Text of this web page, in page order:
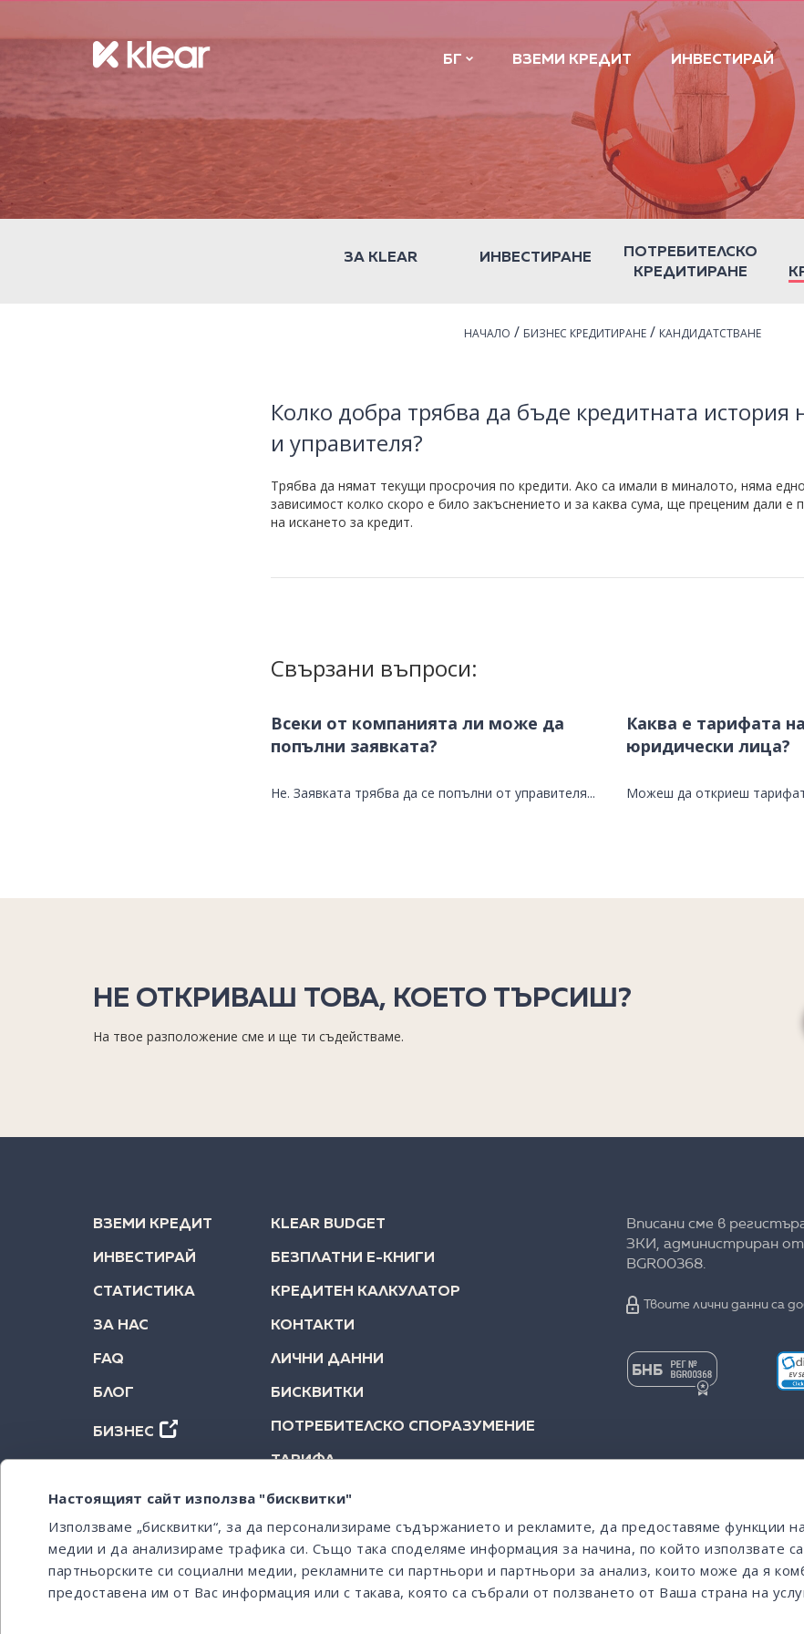
Настоящият сайт използва "бисквитки"
Използваме „бисквитки“, за да персонализираме съдържанието и рекламите, да предоставяме функции
медии и да анализираме трафика си. Също така споделяме информация за начина, по който използвате
партньорските си социални медии, рекламните си партньори и партньори за анализ, които може да я
предоставена им от Вас информация или с такава, която са събрали от ползването от Ваша страна на
БГ ВЗЕМИ КРЕДИТ ИНВЕСТИРАЙ
ЗА KLEAR ИНВЕСТИРАНЕ
ПОТРЕБИТЕЛСКО
КРЕДИТИРАНЕ
НАЧАЛО / БИЗНЕС КРЕДИТИРАНЕ / КАНДИДАТСТВАНЕ
Колко добра трябва да бъде кредитната история
и управителя?
Трябва да нямат текущи просрочия по кредити. Ако са имали в миналото, няма
зависимост колко скоро е било закъснението и за каква сума, ще преценим дали е
на искането за кредит.
Свързани въпроси:
Всеки от компанията ли може да
попълни заявката?
Не. Заявката трябва да се попълни от управителя...
Каква е тарифата
юридически лица?
Можеш да откриеш
НЕ ОТКРИВАШ ТОВА, КОЕТО ТЪРСИШ?
На твое разположение сме и ще ти съдействаме.
ВЗЕМИ КРЕДИТ
ИНВЕСТИРАЙ
СТАТИСТИКА
ЗА НАС
FAQ
БЛОГ
БИЗНЕС
KLEAR BUDGET
БЕЗПЛАТНИ Е-КНИГИ
КРЕДИТЕН КАЛКУЛАТОР
КОНТАКТИ
ЛИЧНИ ДАННИ
БИСКВИТКИ
ПОТРЕБИТЕЛСКО СПОРАЗУМЕНИЕ
ТАРИФА
Вписани сме в
ЗКИ, администриран от
BGR00368.
Твоите лични данни са